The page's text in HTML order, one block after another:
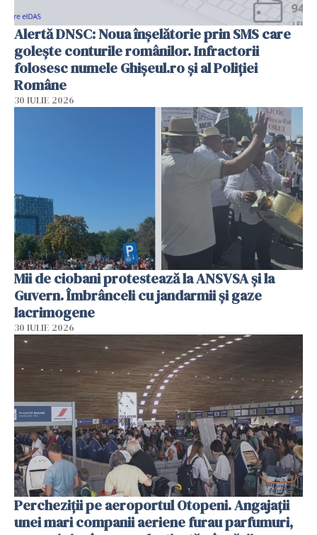
Alertă DNSC: Noua înșelătorie prin SMS care
golește conturile românilor. Infractorii
folosesc numele Ghișeul.ro și al Poliției
Române
30 IULIE 2026
Mii de ciobani protestează la ANSVSA și la
Guvern. Îmbrânceli cu jandarmii și gaze
lacrimogene
30 IULIE 2026
Percheziții pe aeroportul Otopeni. Angajații
unei mari companii aeriene furau parfumuri,